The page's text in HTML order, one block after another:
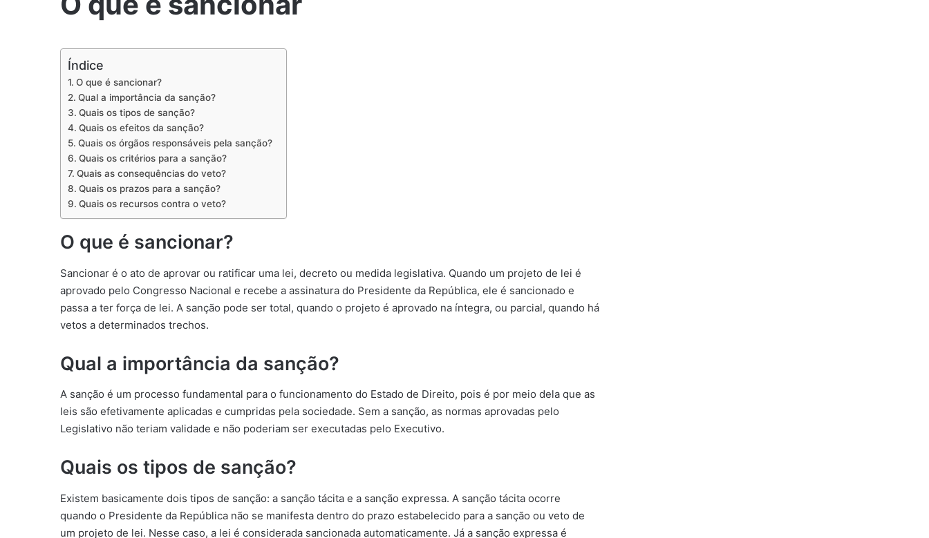
Índice
O que é sancionar?
Qual a importância da sanção?
Quais os tipos de sanção?
Quais os efeitos da sanção?
Quais os órgãos responsáveis pela sanção?
Quais os critérios para a sanção?
Quais as consequências do veto?
Quais os prazos para a sanção?
Quais os recursos contra o veto?
O que é sancionar?
Sancionar é o ato de aprovar ou ratificar uma lei, decreto ou medida legislativa. Quando um projeto de lei é
aprovado pelo Congresso Nacional e recebe a assinatura do Presidente da República, ele é sancionado e
passa a ter força de lei. A sanção pode ser total, quando o projeto é aprovado na íntegra, ou parcial, quando há
vetos a determinados trechos.
Qual a importância da sanção?
A sanção é um processo fundamental para o funcionamento do Estado de Direito, pois é por meio dela que as
leis são efetivamente aplicadas e cumpridas pela sociedade. Sem a sanção, as normas aprovadas pelo
Legislativo não teriam validade e não poderiam ser executadas pelo Executivo.
Quais os tipos de sanção?
Existem basicamente dois tipos de sanção: a sanção tácita e a sanção expressa. A sanção tácita ocorre
quando o Presidente da República não se manifesta dentro do prazo estabelecido para a sanção ou veto de
um projeto de lei. Nesse caso, a lei é considerada sancionada automaticamente. Já a sanção expressa é